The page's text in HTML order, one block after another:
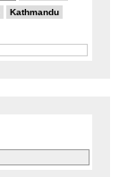
Kathmandu